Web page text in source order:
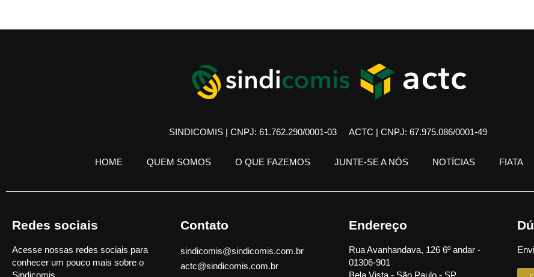
SINDICOMIS | CNPJ: 61.762.290/0001-03 ACTC | CNPJ: 67.975.086/0001-49
HOME QUEM SOMOS O QUE FAZEMOS JUNTE-SE A NÓS NOTÍCIAS FIATA
Redes sociais
Acesse nossas redes sociais para
conhecer um pouco mais sobre o
Contato
sindicomis@sindicomis.com.br
actc@sindicomis.com.br
Endereço
Rua Avanhandava, 126 6º andar -
01306-901